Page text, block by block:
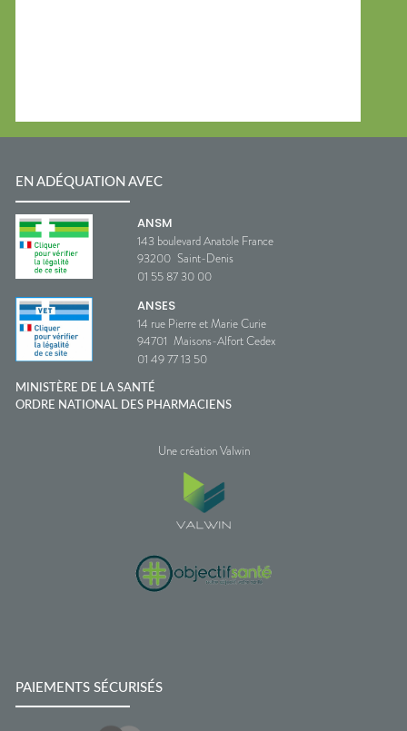
EN ADÉQUATION AVEC
ANSM
143 boulevard Anatole France
93200 Saint-Denis
01 55 87 30 00
ANSES
14 rue Pierre et Marie Curie
94701 Maisons-Alfort Cedex
01 49 77 13 50
MINISTÈRE DE LA SANTÉ
ORDRE NATIONAL DES PHARMACIENS
Une création Valwin
PAIEMENTS SÉCURISÉS